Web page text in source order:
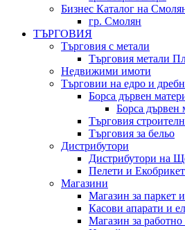
Бизнес Каталог на
гр. Смолян
ТЪРГОВИЯ
Търговия с метали
Търговия метали
Недвижими имоти
Търговии на едро и
Борса дървен
Борса дървен
Търговия
Търговия за бельо
Дистрибутори
Дистрибутори на
Пелети и
Магазини
Магазин за паркет
Касови апарати и
Магазин за работно